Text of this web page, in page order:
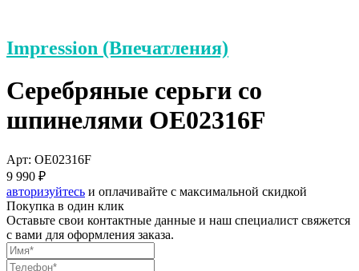
Impression (Впечатления)
Серебряные серьги со
шпинелями OE02316F
Арт: OE02316F
9 990 ₽
авторизуйтесь и оплачивайте с максимальной скидкой
Покупка в один клик
Оставьте свои контактные данные и наш специалист свяжется
с вами для оформления заказа.